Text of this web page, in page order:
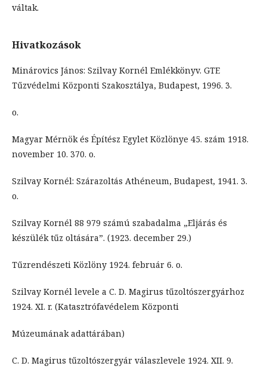
váltak.
Hivatkozások
Minárovics János: Szilvay Kornél Emlékkönyv. GTE
Tűzvédelmi Központi Szakosztálya, Budapest, 1996. 3.
o.
Magyar Mérnök és Építész Egylet Közlönye 45. szám 1918.
november 10. 370. o.
Szilvay Kornél: Szárazoltás Athéneum, Budapest, 1941. 3.
o.
Szilvay Kornél 88 979 számú szabadalma „Eljárás és
készülék tűz oltására”. (1923. december 29.)
Tűzrendészeti Közlöny 1924. február 6. o.
Szilvay Kornél levele a C. D. Magirus tűzoltószergyárhoz
1924. XI. r. (Katasztrófavédelem Központi
Múzeumának adattárában)
C. D. Magirus tűzoltószergyár válaszlevele 1924. XII. 9.